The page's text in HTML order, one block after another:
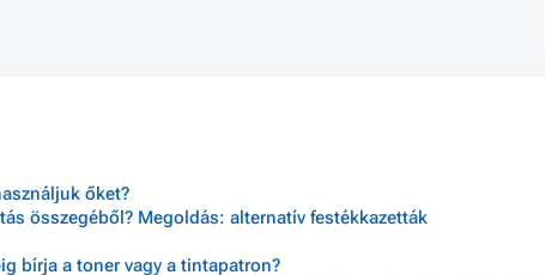
őket?
összegéből? Megoldás: alternatív festékkazetták
bírja a toner vagy a tintapatron?